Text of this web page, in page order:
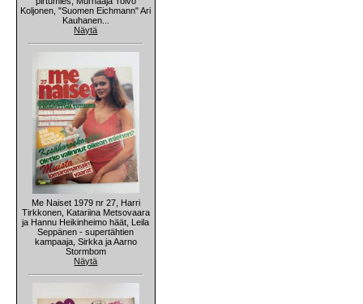
Koljonen, "Suomen Eichmann" Ari
Kauhanen...
Näytä
Me Naiset 1979 nr 27, Harri
Tirkkonen, Katariina Metsovaara
ja Hannu Heikinheimo häät, Leila
Seppänen - supertähtien
kampaaja, Sirkka ja Aarno
Stormbom
Näytä